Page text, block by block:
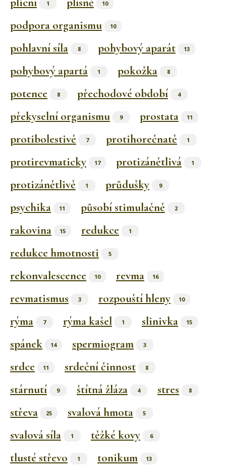
1 10
podpora organismu 10
pohlavní síla 8 pohybový aparát 13
pohybový apartá 1 pokožka 8
potence 8 přechodové období 4
překyselní organismu 9 prostata 11
protibolestivě 7 protihorečnatě 1
protirevmaticky 17 protizánětlivá 1
protizánětlivě 1 průdušky 9
psychika 11 působí stimulačně 2
rakovina 15 redukce 1
redukce hmotnosti 5
rekonvalescence 10 revma 16
revmatismus 3 rozpouští hleny 10
rýma 7 rýma kašel 1 slinivka 15
spánek 14 spermiogram 3
srdce 11 srdeční činnost 8
stárnutí 9 štítná žláza 4 stres 8
střeva 25 svalová hmota 5
svalová síla 1 těžké kovy 6
tlusté střevo 1 tonikum 13